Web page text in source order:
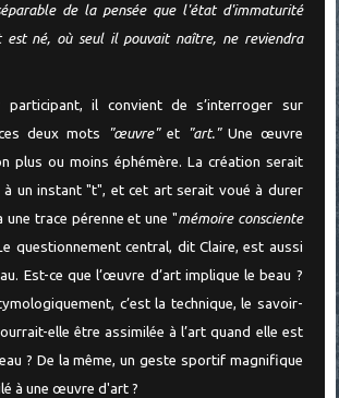
de la pensée que l'état d'immaturité
est né, où seul il pouvait naître, ne reviendra
participant, il convient de s’interroger sur
deux mots
"œuvre"et "art."Une œuvre
plus ou moins éphémère. La création serait
à un instant "t", et cet art serait voué à durer
une trace pérenne et une "mémoire consciente
questionnement central, dit Claire, est aussi
Est-ce que l’œuvre d’art implique le beau ?
c’est la technique, le savoir-
elle être assimilée à l’art quand elle est
? De la même, un geste sportif magnifique
à une œuvre d'art ?